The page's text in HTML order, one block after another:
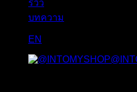
รีวิว
บทความ
EN